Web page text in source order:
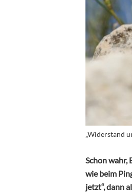
„Widerstand
Schon wahr,
wie beim
jetzt“, dann